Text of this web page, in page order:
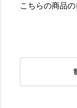
こちらの商品